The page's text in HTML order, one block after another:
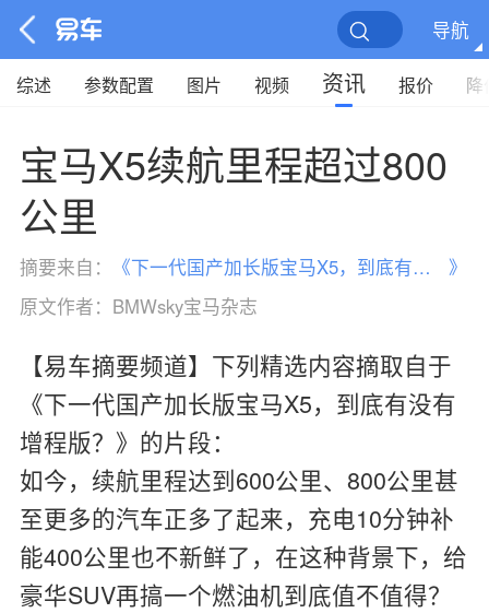
导航
综述 参数配置 图片 视频 资讯 报价 降
宝马X5续航里程超过800
公里
摘要来自： 《 下一代国产加长版宝马X5，到底有没有增程版？
》
原文作者： BMWsky宝马杂志
【易车摘要频道】下列精选内容摘取自于
《下一代国产加长版宝马X5，到底有没有
增程版？》的片段：
如今，续航里程达到600公里、800公里甚
至更多的汽车正多了起来，充电10分钟补
能400公里也不新鲜了，在这种背景下，给
豪华SUV再搞一个燃油机到底值不值得？